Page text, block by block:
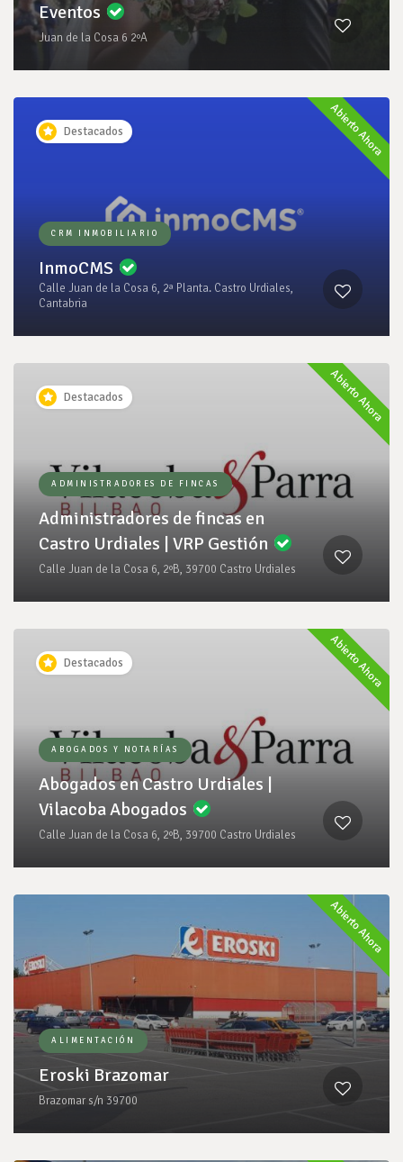
Eventos
Juan de la Cosa 6 2ºA
Destacados Abierto Ahora
CRM INMOBILIARIO
InmoCMS
Calle Juan de la Cosa 6, 2ª Planta. Castro Urdiales,
Cantabria
Destacados Abierto Ahora
ADMINISTRADORES DE FINCAS
Administradores de fincas en
Castro Urdiales | VRP Gestión
Calle Juan de la Cosa 6, 2ºB, 39700 Castro Urdiales
Destacados Abierto Ahora
ABOGADOS Y NOTARÍAS
Abogados en Castro Urdiales |
Vilacoba Abogados
Calle Juan de la Cosa 6, 2ºB, 39700 Castro Urdiales
Abierto Ahora
ALIMENTACIÓN
Eroski Brazomar
Brazomar s/n 39700